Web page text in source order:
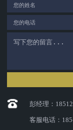
彭经理：
客服电话：